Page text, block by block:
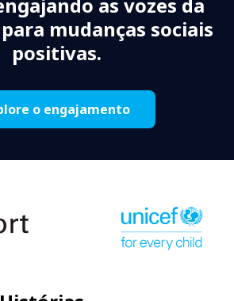
mudanças sociais
positivas.
o engajamento